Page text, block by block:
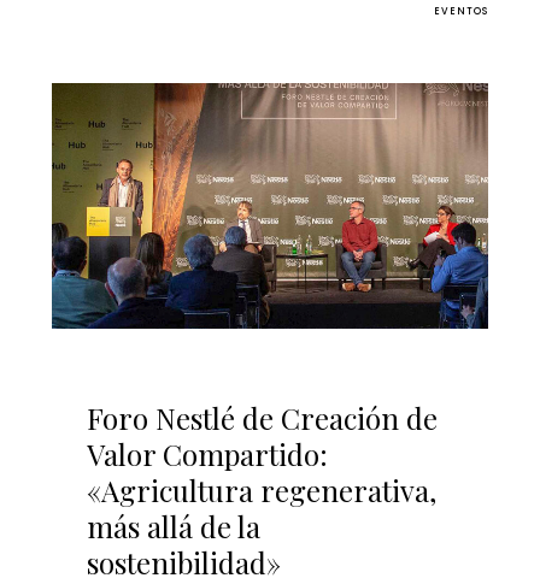
EVENTOS
Foro Nestlé de Creación de
Valor Compartido:
«Agricultura regenerativa,
más allá de la
sostenibilidad»